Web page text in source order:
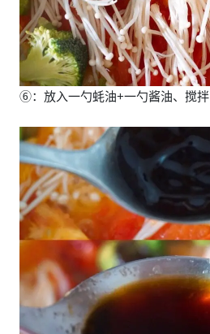
⑥：放入一勺蚝油+一勺酱油、搅拌